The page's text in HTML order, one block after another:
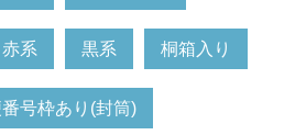
赤系 黒系 桐箱入り
号枠あり(封筒)